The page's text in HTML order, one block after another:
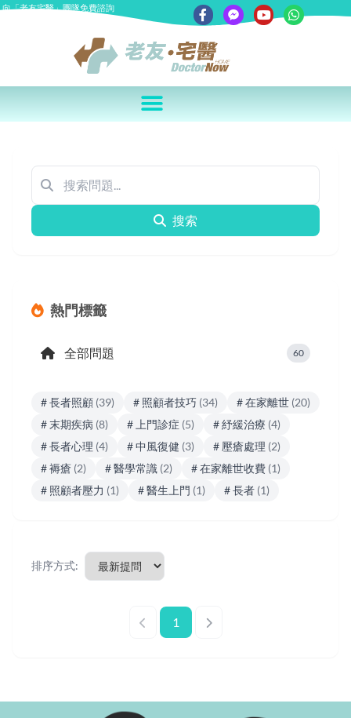
向「老友宅醫」團隊免費諮詢
搜索
熱門標籤
全部問題 60
# 長者照顧 (39) # 照顧者技巧 (34) # 在家離世 (20)
# 末期疾病 (8) # 上門診症 (5) # 紓緩治療 (4)
# 長者心理 (4) # 中風復健 (3) # 壓瘡處理 (2)
# 褥瘡 (2) # 醫學常識 (2) # 在家離世收費 (1)
# 照顧者壓力 (1) # 醫生上門 (1) # 長者 (1)
排序方式:
1